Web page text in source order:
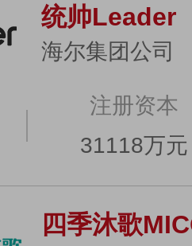
统帅Leader
海尔集团公司
注册资本
31118万元
四季沐歌